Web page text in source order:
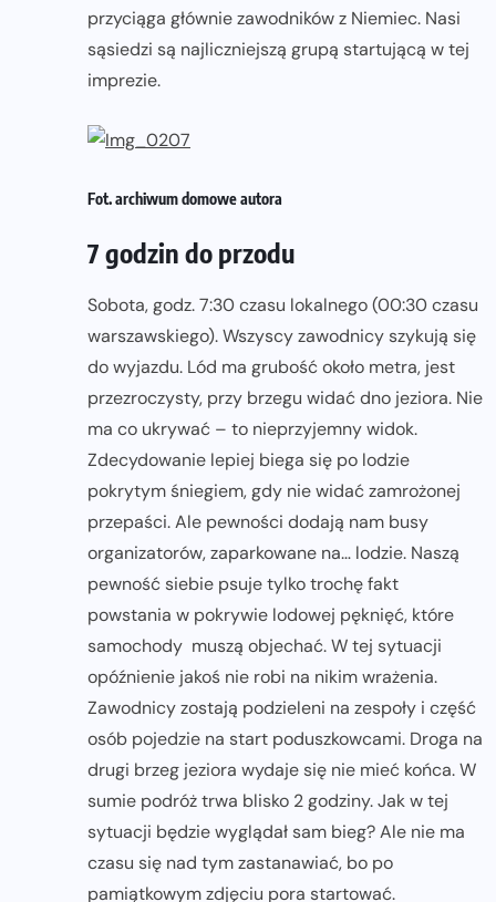
przyciąga głównie zawodników z Niemiec. Nasi
sąsiedzi są najliczniejszą grupą startującą w tej
imprezie.
Fot. archiwum domowe autora
7 godzin do przodu
Sobota, godz. 7:30 czasu lokalnego (00:30 czasu
warszawskiego). Wszyscy zawodnicy szykują się
do wyjazdu. Lód ma grubość około metra, jest
przezroczysty, przy brzegu widać dno jeziora. Nie
ma co ukrywać – to nieprzyjemny widok.
Zdecydowanie lepiej biega się po lodzie
pokrytym śniegiem, gdy nie widać zamrożonej
przepaści. Ale pewności dodają nam busy
organizatorów, zaparkowane na… lodzie. Naszą
pewność siebie psuje tylko trochę fakt
powstania w pokrywie lodowej pęknięć, które
samochody muszą objechać. W tej sytuacji
opóźnienie jakoś nie robi na nikim wrażenia.
Zawodnicy zostają podzieleni na zespoły i część
osób pojedzie na start poduszkowcami. Droga na
drugi brzeg jeziora wydaje się nie mieć końca. W
sumie podróż trwa blisko 2 godziny. Jak w tej
sytuacji będzie wyglądał sam bieg? Ale nie ma
czasu się nad tym zastanawiać, bo po
pamiątkowym zdjęciu pora startować.